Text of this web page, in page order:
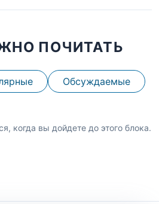
ПОЧИТАТЬ
Обсуждаемые
когда вы дойдете до этого блока.